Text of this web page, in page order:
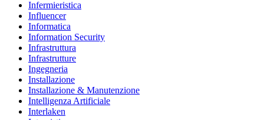
Infermieristica
Influencer
Informatica
Information Security
Infrastruttura
Infrastrutture
Ingegneria
Installazione
Installazione & Manutenzione
Intelligenza Artificiale
Interlaken